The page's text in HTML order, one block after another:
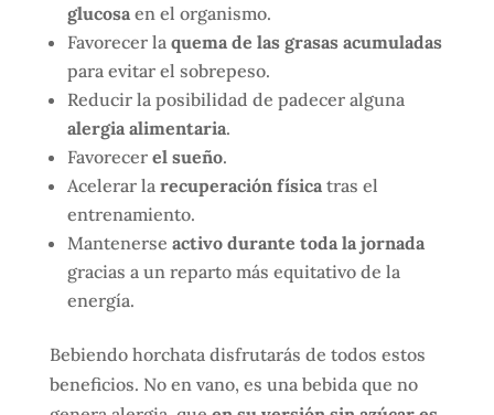
glucosa en el organismo.
Favorecer la quema de las grasas acumuladas
para evitar el sobrepeso.
Reducir la posibilidad de padecer alguna
alergia alimentaria.
Favorecer el sueño.
Acelerar la recuperación físicatras el
entrenamiento.
Mantenerse activo durante toda la jornada
gracias a un reparto más equitativo de la
energía.
Bebiendo horchata disfrutarás de todos estos
beneficios. No en vano, es una bebida que no